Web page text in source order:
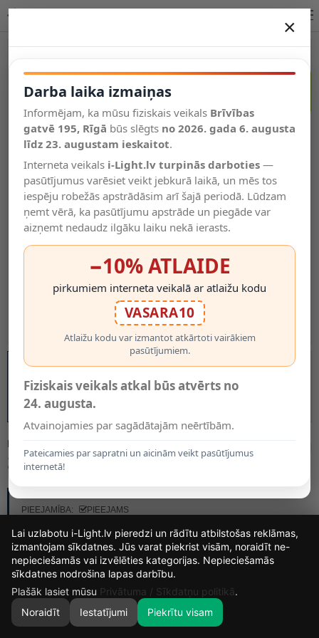
Salīdzināt
Vēlmju
saraksts
Valodas
0
-17%
MODELIS:
24.95€ 29.95€
PIEEJAMĪBA:
PIEEJAMS
×
Darba laika izmaiņas
Informējam, ka mūsu fiziskais veikals Brīvības
gatvē 195, Rīgā būs slēgts no 2026. gada 6. augusta
līdz 23. augustam ieskaitot.
Interneta veikals i-Light.lv turpinās darboties —
pasūtījumus varēsiet veikt jebkurā laikā, un mēs tos
iespēju robežās apstrādāsim arī šajā periodā. Lūdzam
ņemt vērā, ka pasūtījumu apstrāde un piegāde var
aizņemt nedaudz ilgāku laiku nekā ierasts.
−10% ATLAIDE
pirkumiem interneta veikalā ar atlaižu kodu
VASARA10
Atlaižu kodu var izmantot atkārtoti vairākiem
pasūtījumiem.
Fiziskais veikals atkal būs atvērts no
24. augusta.
Atvainojamies par sagādātajām neērtībām.
Pateicamies par sapratni un aicinām veikt pasūtījumus
internetā!
15
DIENAS
7
STUNDAS
46
MIN.
38
Lai uzlabotu i-Light.lv pieredzi un rādītu atbilstošas reklāmas,
izmantojam sīkdatnes. Jūs varat piekrist visām, noraidīt ne-
nepieciešamās vai izvēlēties kategorijas. Nepieciešamās
sīkdatnes nodrošina lapas darbību.
Plašāk lasiet mūsu Privātuma / Sīkdatņu politikā.
Noraidīt
Iestatījumi Piekrītu visam